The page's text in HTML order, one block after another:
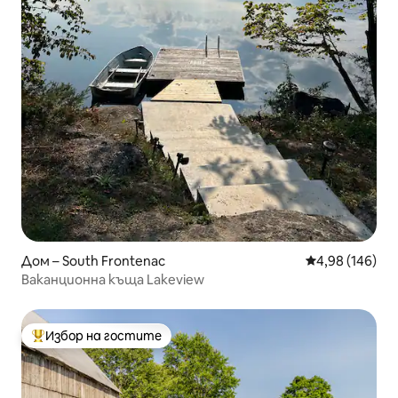
Дом – South Frontenac Средна
4,98 (146)
Ваканционна къща Lakeview
Най-популярен избор на гостите
Избор на гостите